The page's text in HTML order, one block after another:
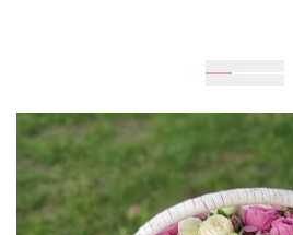
Очікується
30см